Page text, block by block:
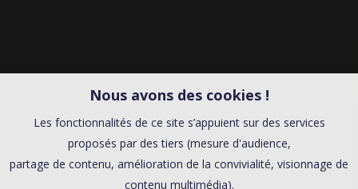
Nous avons des cookies !
Les fonctionnalités de ce site s’appuient sur des services
proposés par des tiers (mesure d'audience,
partage de contenu, amélioration de la convivialité, visionnage de
contenu multimédia).